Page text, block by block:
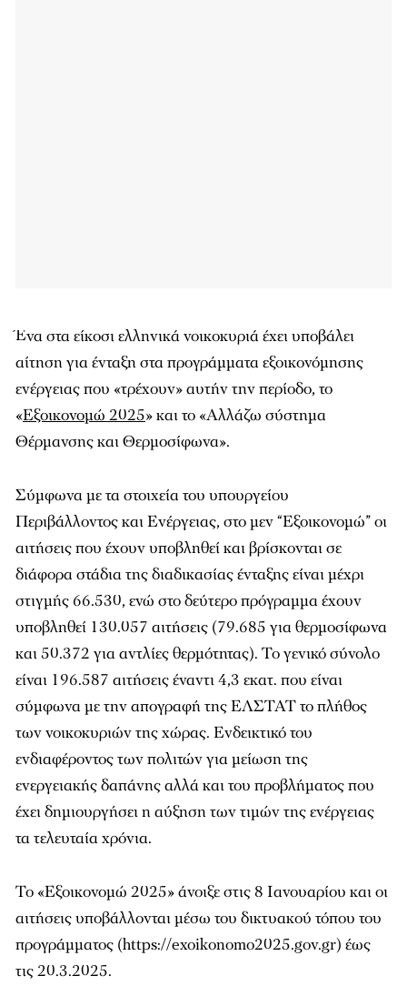
Ένα στα είκοσι ελληνικά νοικοκυριά έχει υποβάλει
αίτηση για ένταξη στα προγράμματα εξοικονόμησης
ενέργειας που «τρέχουν» αυτήν την περίοδο, το
«Εξοικονομώ 2025» και το «Αλλάζω σύστημα
Θέρμανσης και Θερμοσίφωνα».
Σύμφωνα με τα στοιχεία του υπουργείου
Περιβάλλοντος και Ενέργειας, στο μεν “Εξοικονομώ” οι
αιτήσεις που έχουν υποβληθεί και βρίσκονται σε
διάφορα στάδια της διαδικασίας ένταξης είναι μέχρι
στιγμής 66.530, ενώ στο δεύτερο πρόγραμμα έχουν
υποβληθεί 130.057 αιτήσεις (79.685 για θερμοσίφωνα
και 50.372 για αντλίες θερμότητας). Το γενικό σύνολο
είναι 196.587 αιτήσεις έναντι 4,3 εκατ. που είναι
σύμφωνα με την απογραφή της ΕΛΣΤΑΤ το πλήθος
των νοικοκυριών της χώρας. Ενδεικτικό του
ενδιαφέροντος των πολιτών για μείωση της
ενεργειακής δαπάνης αλλά και του προβλήματος που
έχει δημιουργήσει η αύξηση των τιμών της ενέργειας
τα τελευταία χρόνια.
Το «Εξοικονομώ 2025» άνοιξε στις 8 Ιανουαρίου και οι
αιτήσεις υποβάλλονται μέσω του δικτυακού τόπου του
προγράμματος (https://exoikonomo2025.gov.gr) έως
τις 20.3.2025.